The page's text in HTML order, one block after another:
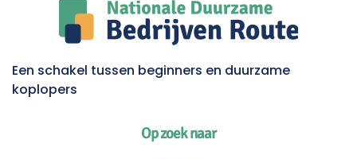
Een schakel tussen beginners en duurzame
koplopers
Op zoek naar